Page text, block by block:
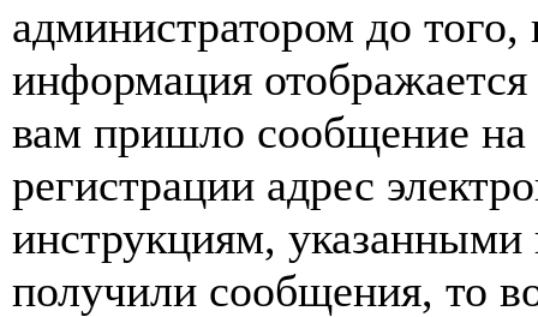
администратором до
информация
вам пришло сообщение
регистрации адрес
инструкциям,
получили сообщения, то